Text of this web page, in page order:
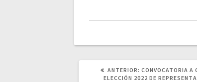
ANTERIOR: CONVOCATORIA A
ELECCIÓN 2022 DE